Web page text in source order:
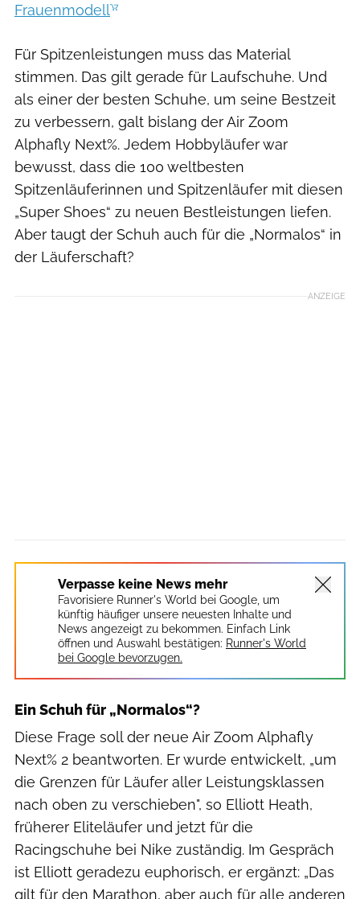
Frauenmodell
Für Spitzenleistungen muss das Material
stimmen. Das gilt gerade für Laufschuhe. Und
als einer der besten Schuhe, um seine Bestzeit
zu verbessern, galt bislang der Air Zoom
Alphafly Next%. Jedem Hobbyläufer war
bewusst, dass die 100 weltbesten
Spitzenläuferinnen und Spitzenläufer mit diesen
„Super Shoes“ zu neuen Bestleistungen liefen.
Aber taugt der Schuh auch für die „Normalos“ in
der Läuferschaft?
ANZEIGE
Verpasse keine News mehr
Favorisiere Runner's World bei Google, um
künftig häufiger unsere neuesten Inhalte und
News angezeigt zu bekommen. Einfach Link
öffnen und Auswahl bestätigen: Runner's World
bei Google bevorzugen.
Ein Schuh für „Normalos“?
Diese Frage soll der neue Air Zoom Alphafly
Next% 2 beantworten. Er wurde entwickelt, „um
die Grenzen für Läufer aller Leistungsklassen
nach oben zu verschieben", so Elliott Heath,
früherer Eliteläufer und jetzt für die
Racingschuhe bei Nike zuständig. Im Gespräch
ist Elliott geradezu euphorisch, er ergänzt: „Das
gilt für den Marathon, aber auch für alle anderen